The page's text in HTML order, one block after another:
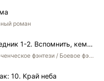
роман
Незаконный наследник 1-2. Вспомнить, кем был. Стать собой. Остаться собой
Попаданцы / Приключенческое фэнтези / Боевое фэнтези / Юмористическое фэнтези
10. Край неба